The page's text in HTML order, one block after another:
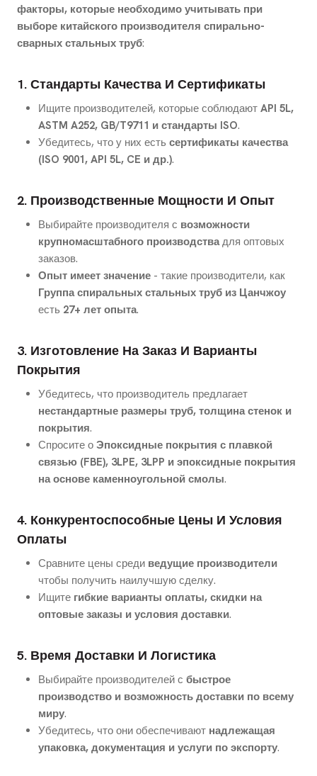
факторы, которые необходимо учитывать при
выборе китайского производителя спирально-
сварных стальных труб:
1. Стандарты Качества И Сертификаты
Ищите производителей, которые соблюдают API 5L,
ASTM A252, GB/T9711 и стандарты ISO.
Убедитесь, что у них есть сертификаты качества
(ISO 9001, API 5L, CE и др.).
2. Производственные Мощности И Опыт
Выбирайте производителя с возможности
крупномасштабного производствадля оптовых
заказов.
Опыт имеет значение - такие производители, как
Группа спиральных стальных труб из Цанчжоу
есть 27+ лет опыта.
3. Изготовление На Заказ И Варианты
Покрытия
Убедитесь, что производитель предлагает
нестандартные размеры труб, толщина стенок и
покрытия.
Спросите о Эпоксидные покрытия с плавкой
связью (FBE), 3LPE, 3LPP и эпоксидные покрытия
на основе каменноугольной смолы.
4. Конкурентоспособные Цены И Условия
Оплаты
Сравните цены среди ведущие производители
чтобы получить наилучшую сделку.
Ищите гибкие варианты оплаты, скидки на
оптовые заказы и условия доставки.
5. Время Доставки И Логистика
Выбирайте производителей с быстрое
производство и возможность доставки по всему
миру.
Убедитесь, что они обеспечивают надлежащая
упаковка, документация и услуги по экспорту.